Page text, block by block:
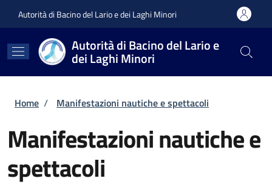
Autorità di Bacino del Lario e dei Laghi Minori
Autorità di Bacino del Lario e
dei Laghi Minori
Briciole di pane
Home / Manifestazioni nautiche e spettacoli
Manifestazioni nautiche e
spettacoli